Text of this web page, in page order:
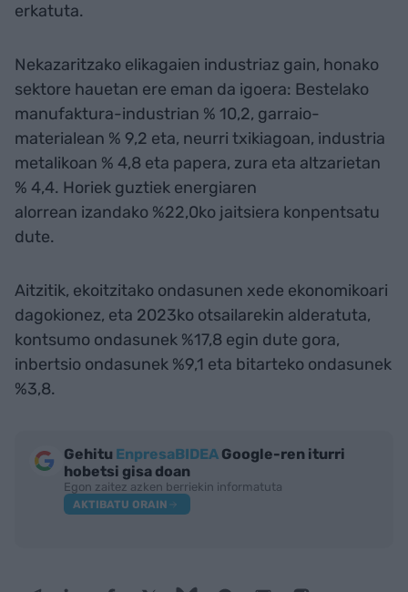
erkatuta.
Nekazaritzako elikagaien industriaz gain, honako
sektore hauetan ere eman da igoera: Bestelako
manufaktura-industrian % 10,2, garraio-
materialean % 9,2 eta, neurri txikiagoan, industria
metalikoan % 4,8 eta papera, zura eta altzarietan
% 4,4. Horiek guztiek energiaren
alorrean izandako %22,0ko jaitsiera konpentsatu
dute.
Aitzitik, ekoitzitako ondasunen xede ekonomikoari
dagokionez, eta 2023ko otsailarekin alderatuta,
kontsumo ondasunek %17,8 egin dute gora,
inbertsio ondasunek %9,1 eta bitarteko ondasunek
%3,8.
Gehitu EnpresaBIDEA Google-ren iturri
hobetsi gisa doan
Egon zaitez azken berriekin informatuta
AKTIBATU ORAIN